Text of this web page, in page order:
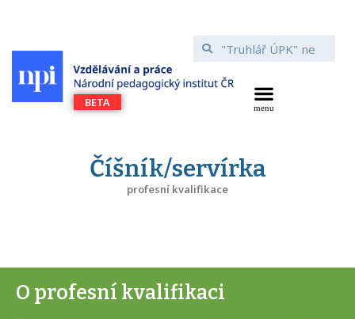
Číšník/servírka
profesní kvalifikace
O profesní kvalifikaci